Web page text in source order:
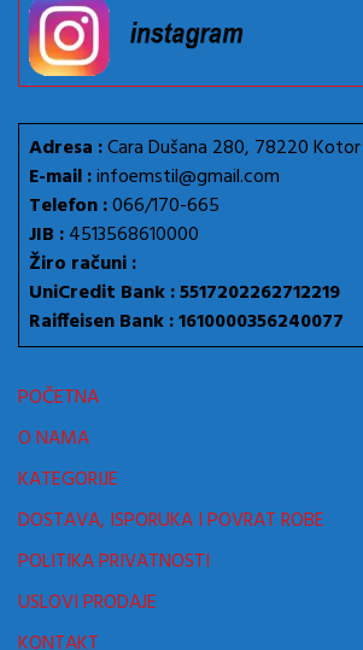
Adresa :Cara Dušana 280, 78220
E-mail :infoemstil@gmail.com
Telefon :066/170-665
JIB :4513568610000
Žiro računi :
UniCredit Bank : 5517202262712219
Raiffeisen Bank : 1610000356240077
POČETNA
O NAMA
KATEGORIJE
DOSTAVA, ISPORUKA I POVRAT ROBE
POLITIKA PRIVATNOSTI
USLOVI PRODAJE